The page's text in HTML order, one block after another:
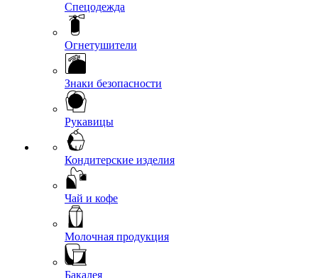
Спецодежда
Огнетушители
Знаки безопасности
Рукавицы
Кондитерские изделия
Чай и кофе
Молочная продукция
Бакалея